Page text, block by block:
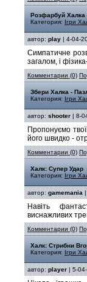
Розфарбуй Халка
Категория: Ігри
автор: play | 4-04-
Симпатичне
загалом, і
Комментарии (0)
Збери Халка -
Категория: Ігри
автор: shooter | 8-
Пропонуємо
його швидко -
Комментарии (0)
Халк: Супер Удар
Категория: Ігри
автор: gamemania
Навіть
виснажливих
Комментарии (0)
Халк: Стрибни
Категория: Ігри
автор: player | 5-